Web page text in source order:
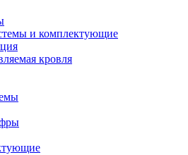
и комплектующие
кровля